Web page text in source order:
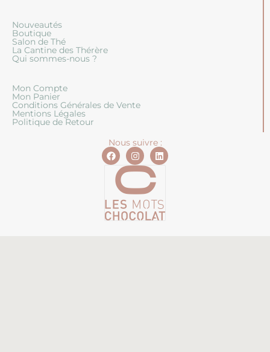
Nouveautés
Boutique
Salon de Thé
La Cantine des Thérère
Qui sommes-nous ?
Mon Compte
Mon Panier
Conditions Générales de Vente
Mentions Légales
Politique de Retour
Nous suivre :